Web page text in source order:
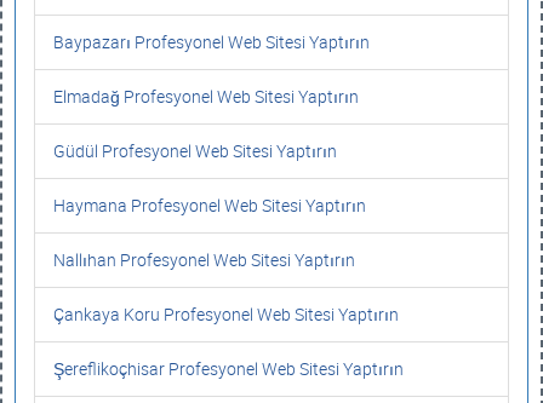
Baypazarı Profesyonel Web Sitesi Yaptırın
Elmadağ Profesyonel Web Sitesi Yaptırın
Güdül Profesyonel Web Sitesi Yaptırın
Haymana Profesyonel Web Sitesi Yaptırın
Nallıhan Profesyonel Web Sitesi Yaptırın
Çankaya Koru Profesyonel Web Sitesi Yaptırın
Şereflikoçhisar Profesyonel Web Sitesi Yaptırın